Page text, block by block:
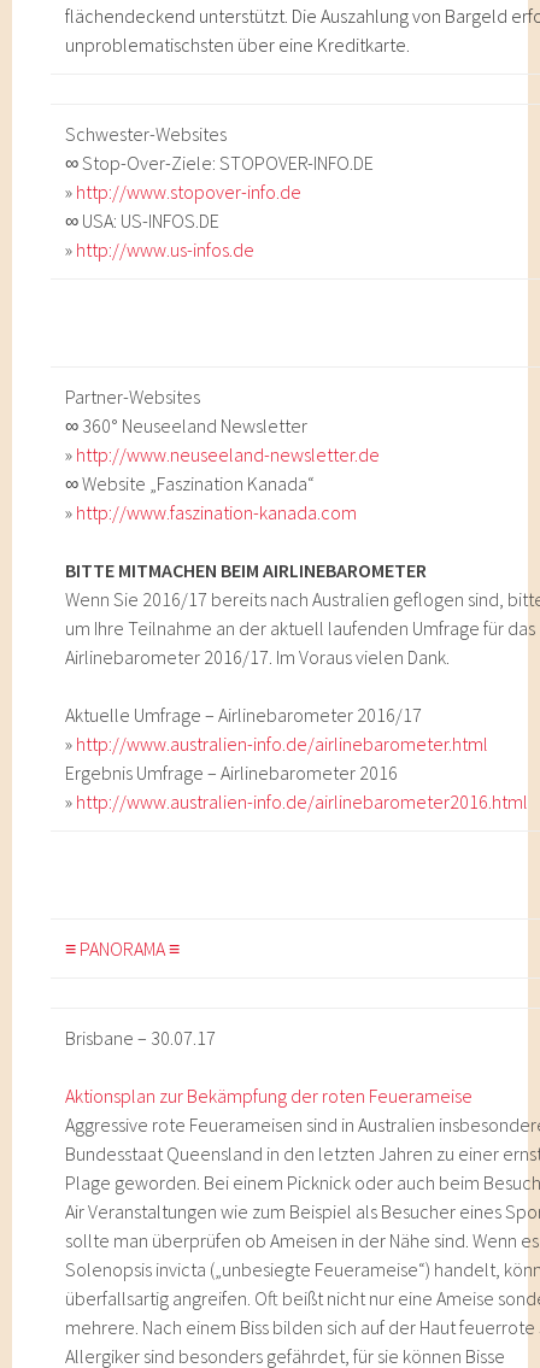
flächendeckend unterstützt. Die Auszahlung von Bargeld
unproblematischsten über eine Kreditkarte.
Schwester-Websites
∞ Stop-Over-Ziele: STOPOVER-INFO.DE
» http://www.stopover-info.de
∞ USA: US-INFOS.DE
» http://www.us-infos.de
Partner-Websites
∞ 360° Neuseeland Newsletter
» http://www.neuseeland-newsletter.de
∞ Website „Faszination Kanada“
» http://www.faszination-kanada.com
BITTE MITMACHEN BEIM AIRLINEBAROMETER
Wenn Sie 2016/17 bereits nach Australien geflogen sind,
um Ihre Teilnahme an der aktuell laufenden Umfrage für das
Airlinebarometer 2016/17. Im Voraus vielen Dank.
Aktuelle Umfrage – Airlinebarometer 2016/17
» http://www.australien-info.de/airlinebarometer.html
Ergebnis Umfrage – Airlinebarometer 2016
» http://www.australien-info.de/airlinebarometer2016.html
≡ PANORAMA ≡
Brisbane – 30.07.17
Aktionsplan zur Bekämpfung der roten Feuerameise
Aggressive rote Feuerameisen sind in Australien
Bundesstaat Queensland in den letzten Jahren zu einer
Plage geworden. Bei einem Picknick oder auch beim
Air Veranstaltungen wie zum Beispiel als Besucher eines
sollte man überprüfen ob Ameisen in der Nähe sind. Wenn
Solenopsis invicta („unbesiegte Feuerameise“) handelt,
überfallsartig angreifen. Oft beißt nicht nur eine Ameise
mehrere. Nach einem Biss bilden sich auf der Haut
Allergiker sind besonders gefährdet, für sie können Bisse